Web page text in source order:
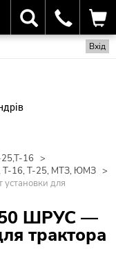
Вхід
16 >
Т-16, Т-25, МТЗ, ЮМЗ >
для
ШРУС —
трактора